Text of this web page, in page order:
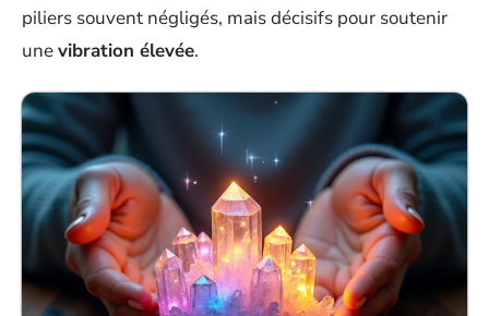
piliers souvent négligés, mais décisifs pour soutenir
unevibration élevée.